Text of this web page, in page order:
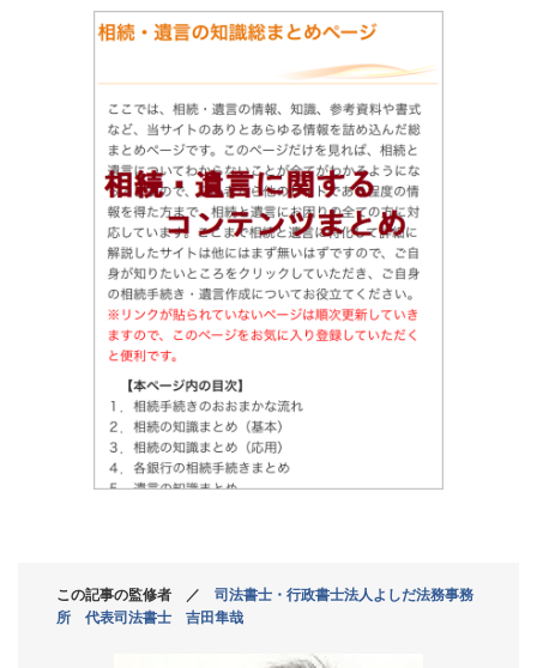
この記事の監修者 ／ 司法書士・行政書士法人よしだ法務事務
所 代表司法書士 吉田隼哉